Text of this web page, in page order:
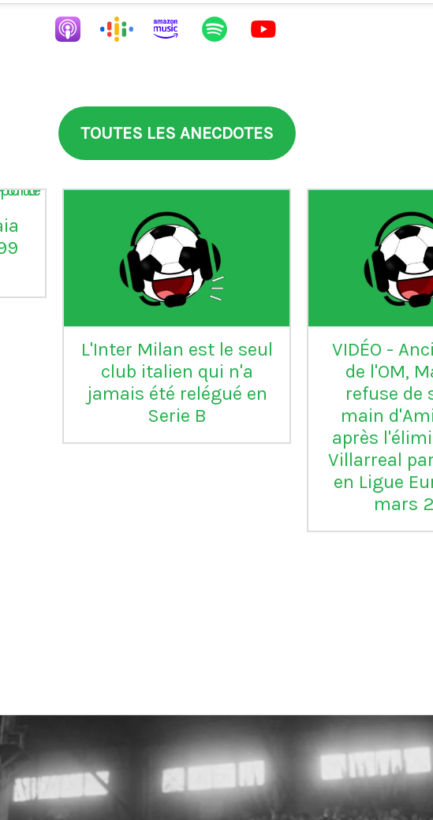
TOUTES LES ANECDOTES
L'Inter Milan est le seul
club italien qui n'a
jamais été relégué en
Serie B
VIDÉO -
de l'OM,
refuse de
main
après
Villarreal
en Ligue
mars